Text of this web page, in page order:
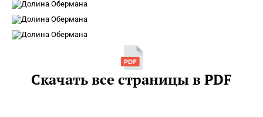
Скачать все страницы в PDF